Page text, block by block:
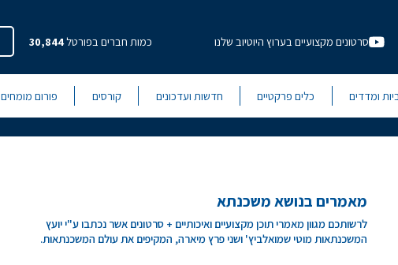
סרטונים מקצועיים בערוץ היוטיוב שלנו כמות חברים בפורטל30,844
ומדדים כלים פרקטיים חדשות ועדכונים קורסים פורום מומחים
מאמרים בנושא משכנתא
לרשותכם מגוון מאמרי תוכן מקצועיים ואיכותיים + סרטונים אשר נכתבו ע"י יועץ
המשכנתאות מוטי שמואלביץ' ושני פרץ מיארה, המקיפים את עולם המשכנתאות.